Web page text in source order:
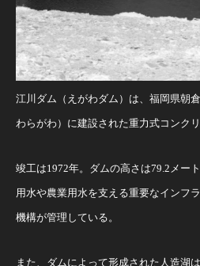
江川ダム（えがわダム）は、福岡県朝
わらがわ）に建設された重力式コンク
竣工は1972年。ダムの高さは79.2メー
用水や農業用水を支える重要なインフ
機構が管理している。
また、ダムによって形成された人造湖